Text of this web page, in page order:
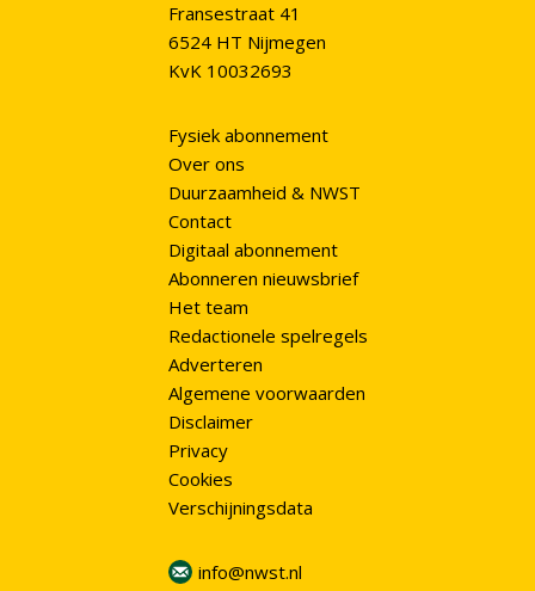
Fransestraat 41
6524 HT Nijmegen
KvK 10032693
Fysiek abonnement
Over ons
Duurzaamheid & NWST
Contact
Digitaal abonnement
Abonneren nieuwsbrief
Het team
Redactionele spelregels
Adverteren
Algemene voorwaarden
Disclaimer
Privacy
Cookies
Verschijningsdata
info@nwst.nl